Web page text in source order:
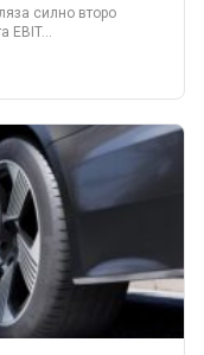
силно второ
EBIT…